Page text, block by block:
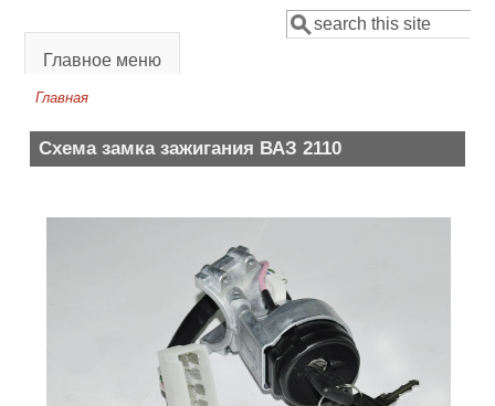
Форма поиска
Поиск
Главное меню
Главная
Схема замка зажигания ВАЗ 2110